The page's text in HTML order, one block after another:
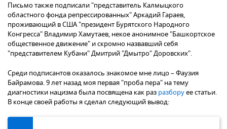
Письмо также подписали "представитель Калмыцкого
областного фонда репрессированных" Аркадий Гараев,
проживающий в США "президент Бурятского Народного
Конгресса" Владимир Хамутаев, некое анонимное "Башкортское
общественное движение" и скромно назвавший себя
"представителем Кубани" Дмитрий "Дмытро" Доровских".
Среди подписантов оказалось знакомое мне лицо – Фаузия
Байрамова. 9 лет назад моя первая "проба пера" на тему
диагностики нацизма была посвящена как раз разборуее статьи.
В конце своей работы я сделал следующий вывод: